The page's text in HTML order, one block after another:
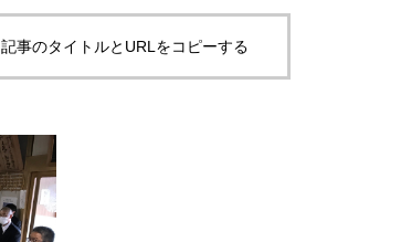
記事のタイトルとURLをコピーする